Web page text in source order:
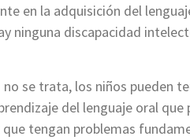
en la adquisición del
ninguna discapacidad
se trata, los niños pueden
del lenguaje oral que
tengan problemas